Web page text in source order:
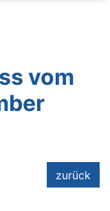
vom
zurück